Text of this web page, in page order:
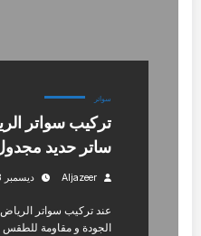
سواتر
ساتر حديد
Aljazeer ديسمبر 8, 2024
عند تركيب سواتر الرياض
الجودة و مقاومة